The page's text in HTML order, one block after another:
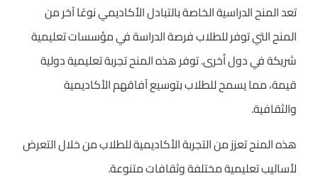
تعد المنح الدراسية الخاصة بالتبادل الأكاديمي نوعًا آخر من
المنح التي توفر للطلاب فرصة الدراسة في مؤسسات تعليمية
شريكة في دول أخرى. توفر هذه المنح تجربة تعليمية دولية
قيمة، مما يسمح للطلاب بتوسيع آفاقهم الأكاديمية
والثقافية.
هذه المنح تعزز من التجربة الأكاديمية للطلاب من خلال التعرض
لأساليب تعليمية مختلفة وثقافات متنوعة.